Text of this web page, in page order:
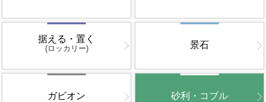
据える・置く
(ロッカリー) 景石
ガビオン 砂利・コブル